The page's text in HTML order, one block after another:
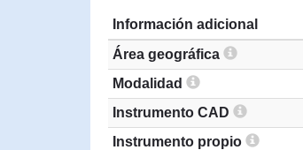
Información adicional
Área geográfica
Modalidad
Instrumento CAD
Instrumento propio